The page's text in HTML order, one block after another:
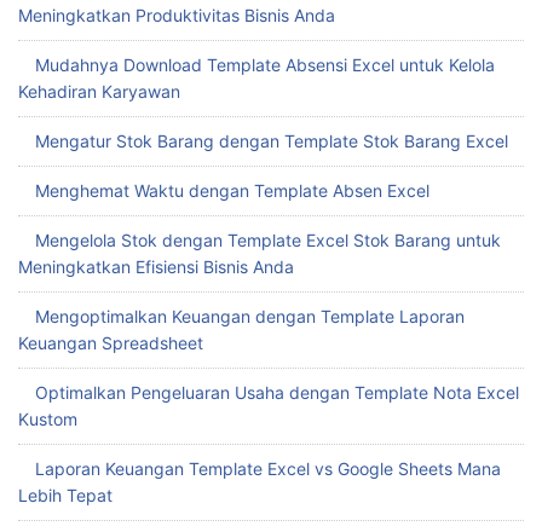
Meningkatkan Produktivitas Bisnis Anda
Mudahnya Download Template Absensi Excel untuk Kelola
Kehadiran Karyawan
Mengatur Stok Barang dengan Template Stok Barang Excel
Menghemat Waktu dengan Template Absen Excel
Mengelola Stok dengan Template Excel Stok Barang untuk
Meningkatkan Efisiensi Bisnis Anda
Mengoptimalkan Keuangan dengan Template Laporan
Keuangan Spreadsheet
Optimalkan Pengeluaran Usaha dengan Template Nota Excel
Kustom
Laporan Keuangan Template Excel vs Google Sheets Mana
Lebih Tepat